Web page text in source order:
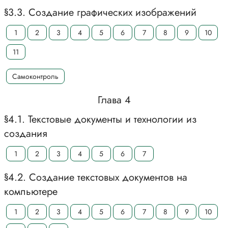
§3.3. Создание графических изображений
1 2 3 4 5 6 7 8 9
10
11
Самоконтроль
Глава 4
§4.1. Текстовые документы и технологии из
создания
1 2 3 4 5 6 7
§4.2. Создание текстовых документов на
компьютере
1 2 3 4 5 6 7 8 9
10